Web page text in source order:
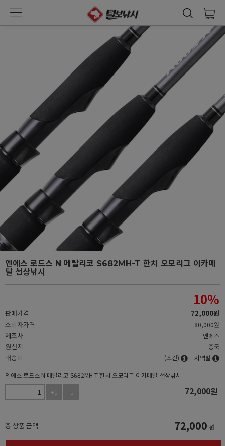
엔에스 로드스 N 메탈리코 S682MH-T 한치 오모리그 이카메
탈 선상낚시
판매가격
10%
72,000원
소비자가격
80,000원
제조사 엔에스
원산지 중국
배송비 (조건)
지역별
엔에스 로드스 N 메탈리코 S682MH-T 한치 오모리그 이카메탈 선상낚시
+1
-1 72,000원
총 상품 금액 72,000 원